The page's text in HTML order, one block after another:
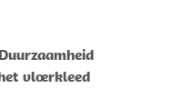
vloerkleed